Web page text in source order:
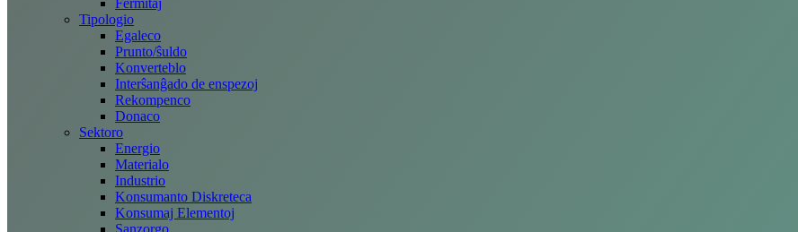
Fermitaj
Tipologio
Egaleco
Prunto/ŝuldo
Konverteblo
Interŝanĝado de enspezoj
Rekompenco
Donaco
Sektoro
Energio
Materialo
Industrio
Konsumanto Diskreteca
Konsumaj Elementoj
Sanzorgo